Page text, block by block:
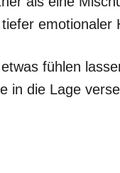
emotionaler
fühlen
in die Lage